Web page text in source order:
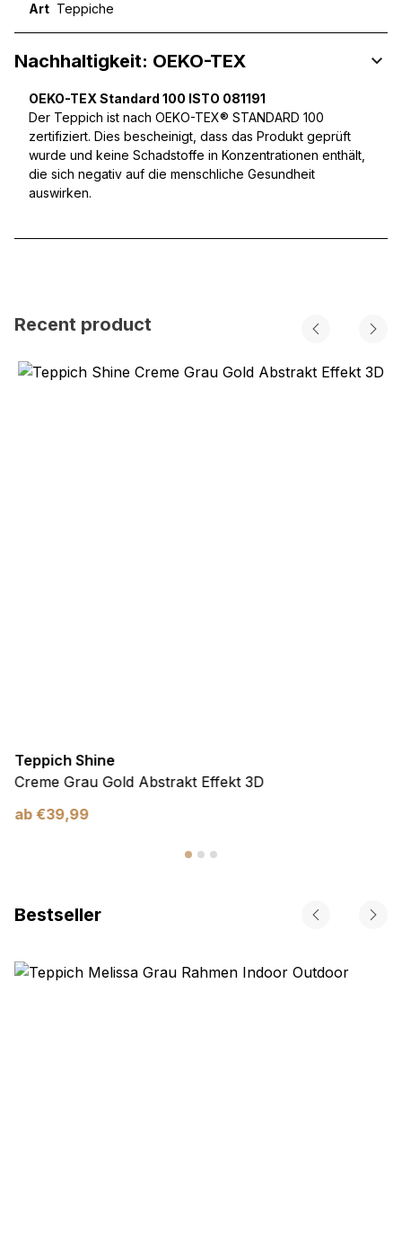
Art Teppiche
Nachhaltigkeit: OEKO-TEX
OEKO-TEX Standard 100 ISTO 081191
Der Teppich ist nach OEKO-TEX® STANDARD 100
zertifiziert. Dies bescheinigt, dass das Produkt geprüft
wurde und keine Schadstoffe in Konzentrationen enthält,
die sich negativ auf die menschliche Gesundheit
auswirken.
Recent product
Teppich Shine
Creme Grau Gold Abstrakt Effekt 3D
ab €39,99
Bestseller